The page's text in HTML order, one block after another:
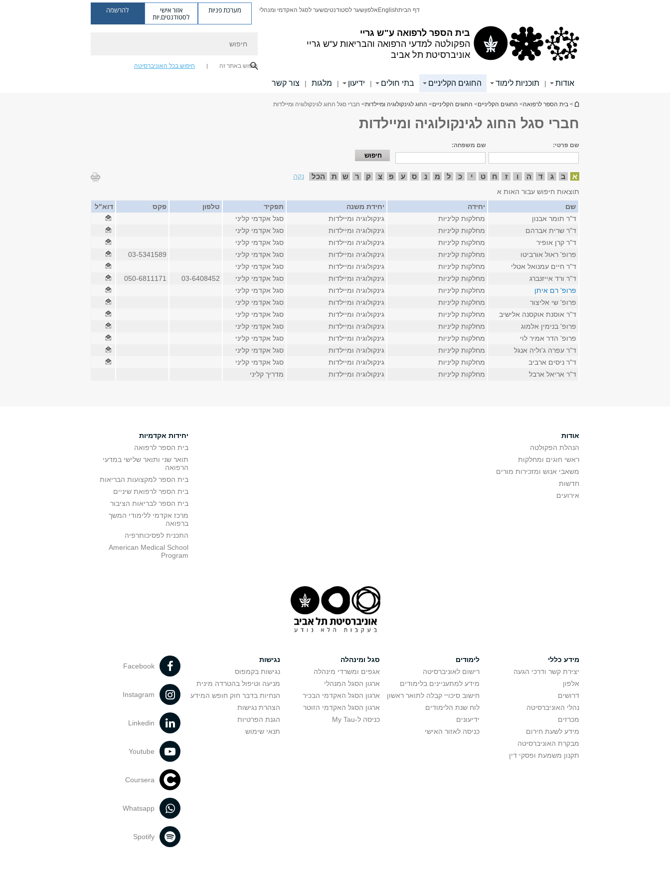
בית הספר לרפואה ע"ש גריי
הפקולטה למדעי הרפואה והבריאות ע"ש גריי
אוניברסיטת תל אביב
דף הביתEnglish אלפוןשער לסטודנטיםשער לסגל האקדמי ומנהלי מערכת פניות אזור אישי
לסטודנטים.יות
להרשמה
חיפוש באתר זה חיפוש בכל האוניברסיטה
אודות | תוכניות לימוד החוגים הקליניים בתי חולים | ידיעון | מלגות | צור קשר
הינך נמצא כאן
> בית הספר לרפואה> החוגים הקליניים> החוגים הקליניים> החוג לגינקולוגיה ומיילדות> חברי סגל החוג לגינקולוגיה ומיילדות
חברי סגל החוג לגינקולוגיה ומיילדות
שם פרטי: שם משפחה:
א ב ג ד ה ו ז ח ט י כ ל מ נ ס ע פ צ ק ר ש ת הכל
נקה
תוצאות חיפוש עבור האות א
שם
יחידה יחידת משנה תפקיד טלפון פקס
דוא"ל
ד"ר תומר אבנון
מחלקות קליניות גינקולוגיה ומיילדות
סגל אקדמי קליני
ד"ר שרית אברהם
מחלקות קליניות גינקולוגיה ומיילדות
סגל אקדמי קליני
ד"ר קרן אופיר
מחלקות קליניות גינקולוגיה ומיילדות
סגל אקדמי קליני
פרופ' ראול אורביטו
מחלקות קליניות גינקולוגיה ומיילדות סגל אקדמי קליני
03-5341589
ד"ר חיים עמנואל אטלי
מחלקות קליניות גינקולוגיה ומיילדות
סגל אקדמי קליני
ד"ר ורד אייזנברג
מחלקות קליניות גינקולוגיה ומיילדות סגל אקדמי קליני 03-6408452
050-6811171
פרופ' רם איתן
מחלקות קליניות גינקולוגיה ומיילדות
סגל אקדמי קליני
פרופ' שי אליצור
מחלקות קליניות גינקולוגיה ומיילדות
סגל אקדמי קליני
ד"ר אוסנת אוקסנה אלישיב
מחלקות קליניות גינקולוגיה ומיילדות
סגל אקדמי קליני
פרופ' בנימין אלמוג
מחלקות קליניות גינקולוגיה ומיילדות
סגל אקדמי קליני
פרופ' הדר אמיר לוי
מחלקות קליניות גינקולוגיה ומיילדות
סגל אקדמי קליני
ד"ר עפרה ג'וליה אנגל
מחלקות קליניות גינקולוגיה ומיילדות
סגל אקדמי קליני
ד"ר ניסים ארביב
מחלקות קליניות גינקולוגיה ומיילדות
סגל אקדמי קליני
ד"ר אריאל ארבל
מחלקות קליניות גינקולוגיה ומיילדות מדריך קליני
אודות
הנהלת הפקולטה
ראשי חוגים ומחלקות
משאבי אנוש ומזכירות מורים
חדשות
אירועים
יחידות אקדמיות
בית הספר לרפואה
תואר שני ותואר שלישי במדעי
הרפואה
בית הספר למקצועות הבריאות
בית הספר לרפואת שיניים
בית הספר לבריאות הציבור
מרכז אקדמי ללימודי המשך
ברפואה
התכנית לפסיכותרפיה
American Medical School
Program
מידע כללי
יצירת קשר ודרכי הגעה
אלפון
דרושים
נהלי האוניברסיטה
מכרזים
מידע לשעת חירום
מבקרת האוניברסיטה
תקנון משמעת ופסקי דין
לימודים
רישום לאוניברסיטה
מידע למתעניינים בלימודים
חישוב סיכויי קבלה לתואר ראשון
לוח שנת הלימודים
ידיעונים
כניסה לאזור האישי
סגל ומינהלה
אגפים ומשרדי מינהלה
ארגון הסגל המנהלי
ארגון הסגל האקדמי הבכיר
ארגון הסגל האקדמי הזוטר
כניסה ל-My Tau
נגישות
נגישות בקמפוס
מניעה וטיפול בהטרדה מינית
הנחיות בדבר חוק חופש המידע
הצהרת נגישות
הגנת הפרטיות
תנאי שימוש
Facebook
Instagram
Linkedin
Youtube
Coursera
Whatsapp
Spotify